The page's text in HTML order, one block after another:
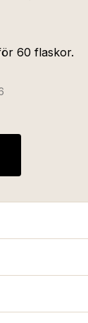
60 flaskor.